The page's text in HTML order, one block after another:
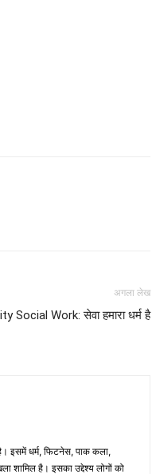
अगला लेख
Social Work: सेवा हमारा धर्म है
है। इसमें धर्म, फिटनेस, पाक कला,
शामिल है। इसका उद्देश्य लोगों को